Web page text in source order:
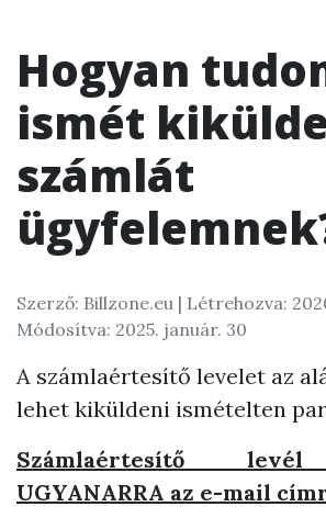
Hogyan
ismét
számlát
Szerző: Billzone.eu | Létrehozva:
Módosítva: 2025. január. 30
A számlaértesítő levelet az
lehet kiküldeni ismételten
Számlaértesítő
UGYANARRA az e-mail